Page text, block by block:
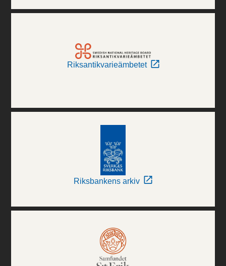
Riksantikvarieämbetet
Riksbankens arkiv